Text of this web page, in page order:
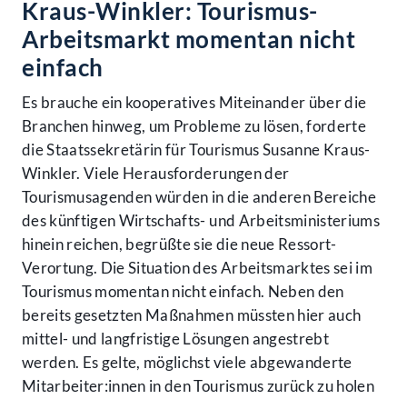
Kraus-Winkler: Tourismus-
Arbeitsmarkt momentan nicht
einfach
Es brauche ein kooperatives Miteinander über die
Branchen hinweg, um Probleme zu lösen, forderte
die Staatssekretärin für Tourismus Susanne Kraus-
Winkler. Viele Herausforderungen der
Tourismusagenden würden in die anderen Bereiche
des künftigen Wirtschafts- und Arbeitsministeriums
hinein reichen, begrüßte sie die neue Ressort-
Verortung. Die Situation des Arbeitsmarktes sei im
Tourismus momentan nicht einfach. Neben den
bereits gesetzten Maßnahmen müssten hier auch
mittel- und langfristige Lösungen angestrebt
werden. Es gelte, möglichst viele abgewanderte
Mitarbeiter:innen in den Tourismus zurück zu holen